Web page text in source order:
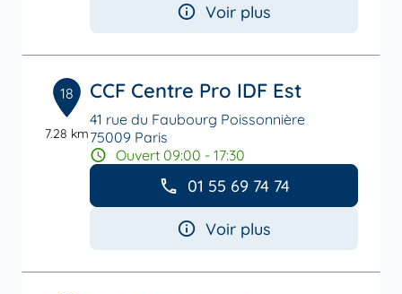
Voir plus
18
7.28 km
CCF Centre Pro IDF Est
41 rue du Faubourg Poissonnière
75009 Paris
Ouvert 09:00 - 17:30
01 55 69 74 74
Voir plus